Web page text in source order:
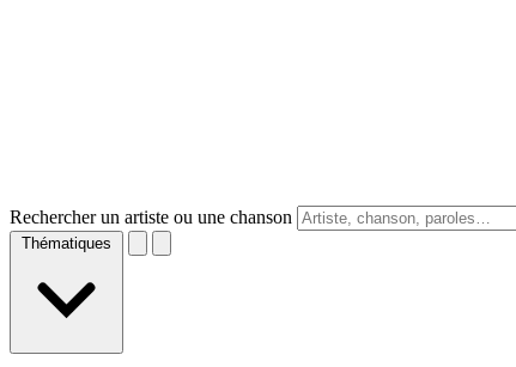
Rechercher un artiste ou une chanson
Thématiques